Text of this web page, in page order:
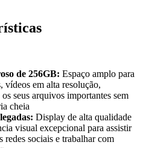
de 256GB: Espaço amplo para
vídeos em alta resolução,
seus arquivos importantes sem
cheia
Display de alta qualidade
visual excepcional para assistir
redes sociais e trabalhar com